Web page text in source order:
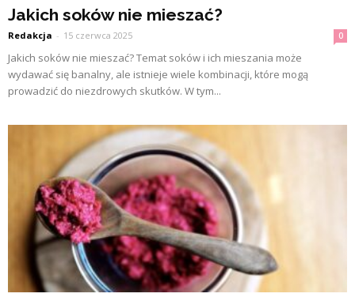
Jakich soków nie mieszać?
Redakcja - 15 czerwca 2025 0
Jakich soków nie mieszać? Temat soków i ich mieszania może
wydawać się banalny, ale istnieje wiele kombinacji, które mogą
prowadzić do niezdrowych skutków. W tym...